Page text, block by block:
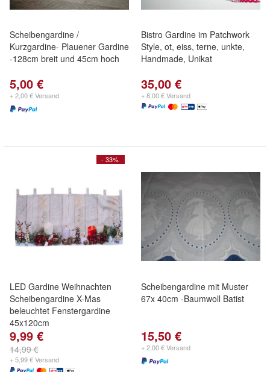
Scheibengardine /
Kurzgardine- Plauener Gardine
-128cm breit und 45cm hoch
5,00 €
+ 2,00 € Versand
Bistro Gardine im Patchwork
Style, ot, eiss, terne, unkte,
Handmade, Unikat
35,00 €
+ 8,00 € Versand
- 33%
LED Gardine Weihnachten
Scheibengardine X-Mas
beleuchtet Fenstergardine
45x120cm
9,99 €
14,99 €
+ 5,99 € Versand
Scheibengardine mit Muster
67x 40cm -Baumwoll Batist
15,50 €
+ 2,00 € Versand